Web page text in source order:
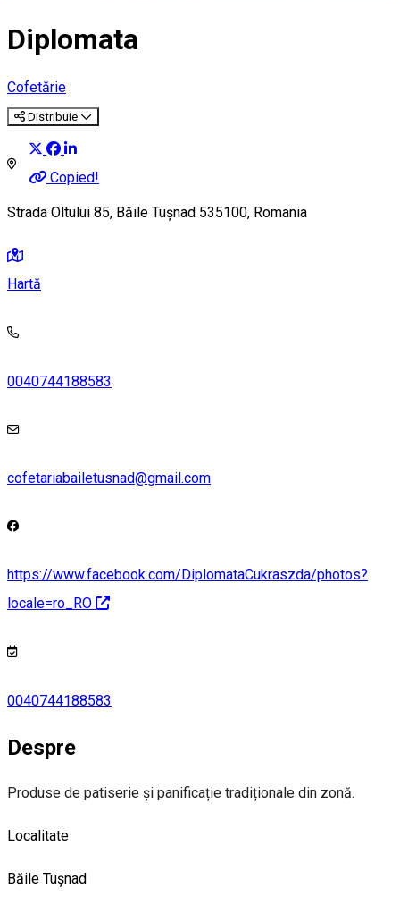
Diplomata
Cofetărie
Distribuie
Copied!
Strada Oltului 85, Băile Tușnad 535100, Romania
Hartă
0040744188583
cofetariabailetusnad@gmail.com
https://www.facebook.com/DiplomataCukraszda/photos?
locale=ro_RO
0040744188583
Despre
Produse de patiserie și panificație tradiționale din zonă.
Localitate
Băile Tușnad